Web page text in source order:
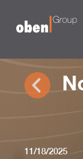
11/18/2025